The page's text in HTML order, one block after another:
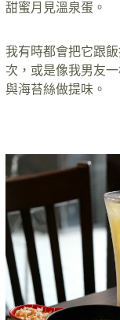
甜蜜月見溫泉蛋。
我有時都會把它跟
次，或是像我男友
與海苔絲做提味。